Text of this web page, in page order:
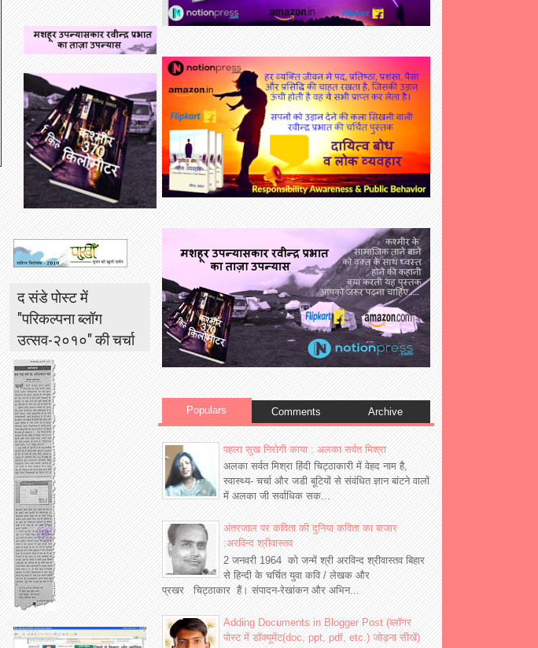
Populars Comments Archive
पहला सुख निरोगी काया : अलका सर्वत मिश्रा
अलका सर्वत मिश्रा हिंदी चिट्ठाकारी में वेहद नाम है,
स्वास्थ्य- चर्चा और जडी बूटियों से संवंधित ज्ञान बांटने वालों
में अलका जी सर्वाधिक सक...
अंतरजाल पर कविता की दुनिया कविता का बाजार
:अरविन्द श्रीवास्तव
2 जनवरी 1964 को जन्में श्री अरविन्द श्रीवास्तव बिहार
से हिन्दी के चर्चित युवा कवि / लेखक और
प्रखर चिट्ठाकार हैं। संपादन-रेखांकन और अभिन...
Adding Documents in Blogger Post (ब्लॉगर
पोस्ट में डॉक्यूमेंट(doc, ppt, pdf, etc.) जोड़ना सीखें)
द संडे पोस्ट में
"परिकल्पना ब्लॉग
उत्सव-२०१०" की चर्चा